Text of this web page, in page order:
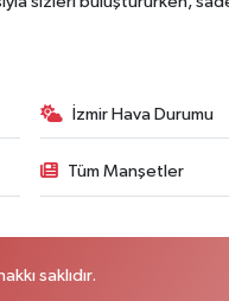
İzmir Hava Durumu
Tüm Manşetler
saklıdır.